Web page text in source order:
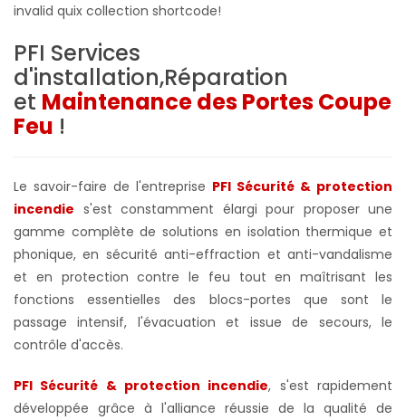
invalid quix collection shortcode!
PFI Services
d'installation,Réparation
et Maintenance des Portes Coupe
Feu !
Le savoir-faire de l'entreprise PFI Sécurité & protection
incendie s'est constamment élargi pour proposer une
gamme complète de solutions en isolation thermique et
phonique, en sécurité anti-effraction et anti-vandalisme
et en protection contre le feu tout en maîtrisant les
fonctions essentielles des blocs-portes que sont le
passage intensif, l'évacuation et issue de secours, le
contrôle d'accès.
PFI Sécurité & protection incendie, s'est rapidement
développée grâce à l'alliance réussie de la qualité de